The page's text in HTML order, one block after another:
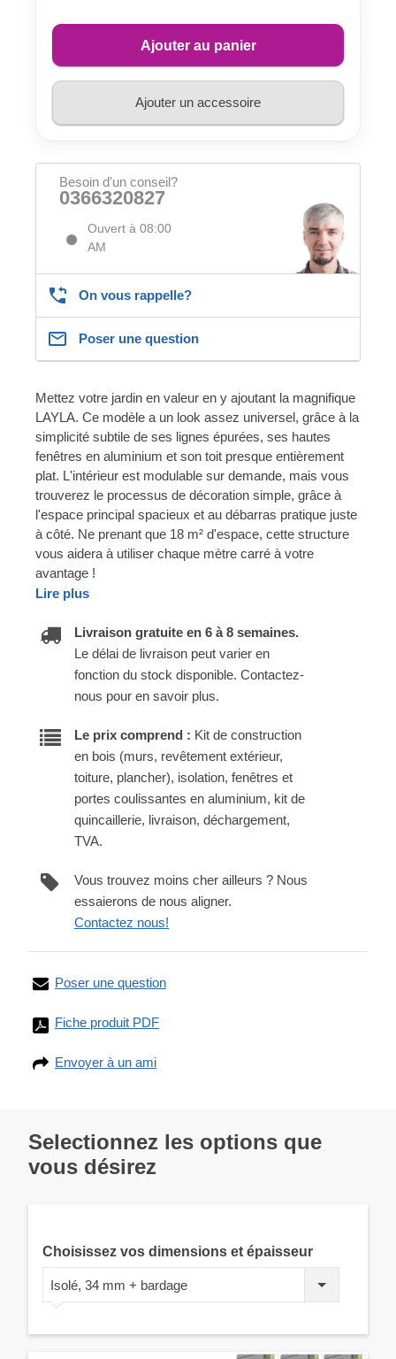
Ajouter au panier
Ajouter un accessoire
Besoin d'un conseil?
0366320827
Ouvert à 08:00
AM
On vous rappelle?
Poser une question
Mettez votre jardin en valeur en y ajoutant la magnifique
LAYLA. Ce modèle a un look assez universel, grâce à la
simplicité subtile de ses lignes épurées, ses hautes
fenêtres en aluminium et son toit presque entièrement
plat. L'intérieur est modulable sur demande, mais vous
trouverez le processus de décoration simple, grâce à
l'espace principal spacieux et au débarras pratique juste
à côté. Ne prenant que 18 m² d'espace, cette structure
vous aidera à utiliser chaque mètre carré à votre
avantage !
Lire plus
Livraison gratuite en 6 à 8 semaines.
Le délai de livraison peut varier en
fonction du stock disponible. Contactez-
nous pour en savoir plus.
Le prix comprend : Kit de construction
en bois (murs, revêtement extérieur,
toiture, plancher), isolation, fenêtres et
portes coulissantes en aluminium, kit de
quincaillerie, livraison, déchargement,
TVA.
Vous trouvez moins cher ailleurs ? Nous
essaierons de nous aligner.
Contactez nous!
Poser une question
Fiche produit PDF
Envoyer à un ami
Selectionnez les options que
vous désirez
Choisissez vos dimensions et épaisseur
Isolé, 34 mm + bardage